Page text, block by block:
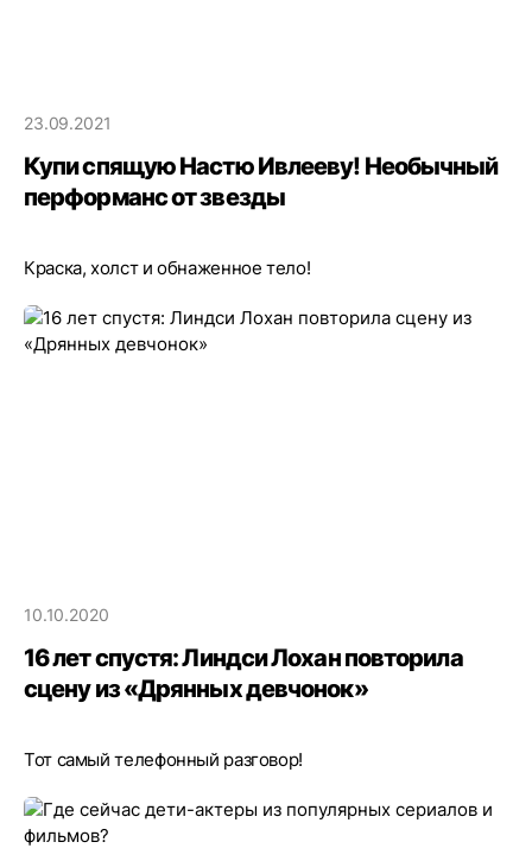
23.09.2021
Купи спящую Настю Ивлееву! Необычный
перформанс от звезды
Краска, холст и обнаженное тело!
10.10.2020
16 лет спустя: Линдси Лохан повторила
сцену из «Дрянных девчонок»
Тот самый телефонный разговор!